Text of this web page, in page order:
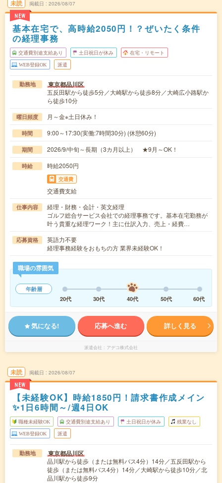
未読
NEW
掲載日 2026/08/07
基本在宅で、高時給2050円！？ぜいたく条件
の経理事務
交通費別途支給あり 土日祝日が休み 在宅・リモート
WEB登録OK 派遣
勤務地 東京都品川区
五反田駅から徒歩5分／大崎駅から徒歩8分／大崎広小路駅か
ら徒歩10分
曜日頻度 月～金※土日休み！
時間 9:00～17:30(実働:7時間30分) (休憩60分)
期間 2026/9/中旬～長期（3カ月以上） ★9月～OK！
時給 時給2050円
交通費
交通費支給
仕事内容
経理・財務・会計・英文経理
ゴルフ総合サービス会社での経理事務です。基本在宅勤務が
叶う貴重な経理ワーク！主に仕訳入力、売上・経費…
応募資格
英語力不要
経理事務経験をおもちの方 業界未経験OK！
職場の雰囲気
年齢層
20代
30代 40代 50代 60代
気になる! 応募へ進む 詳しく見る
派遣会社 アデコ株式会社
未読
NEW
掲載日 2026/08/07
【未経験OK】時給1850円！請求書作成メイン
✨1日6時間～/週4日OK
職種未経験OK 交通費別途支給あり 土日祝日が休み 残業なし
WEB登録OK 派遣
勤務地 東京都品川区
品川駅から徒歩（または無料バス4分）14分／五反田駅から
徒歩（または無料バス4分）14分／大崎駅から徒歩10分／北
品川駅から徒歩9分